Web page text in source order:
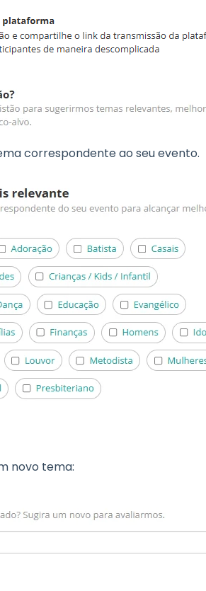
correspondente ao seu evento.
novo tema: